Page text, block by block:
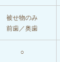
被せ物のみ
前歯／奥歯
○